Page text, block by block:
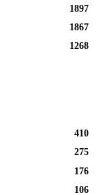
1897
1867
1268
410
275
176
106